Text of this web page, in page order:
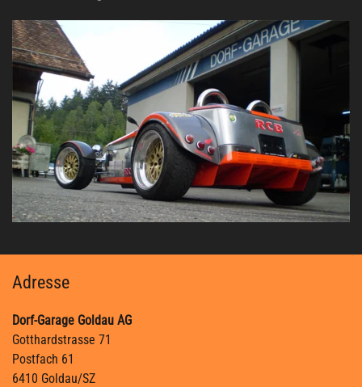
Adresse
Dorf-Garage Goldau AG
Gotthardstrasse 71
Postfach 61
6410 Goldau/SZ